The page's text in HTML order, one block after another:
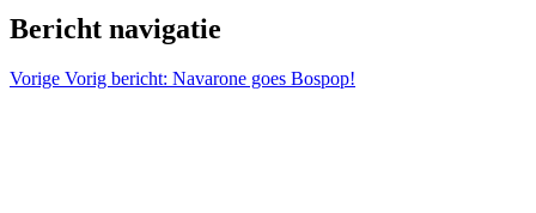
Bericht navigatie
Vorige Vorig bericht: Navarone goes Bospop!